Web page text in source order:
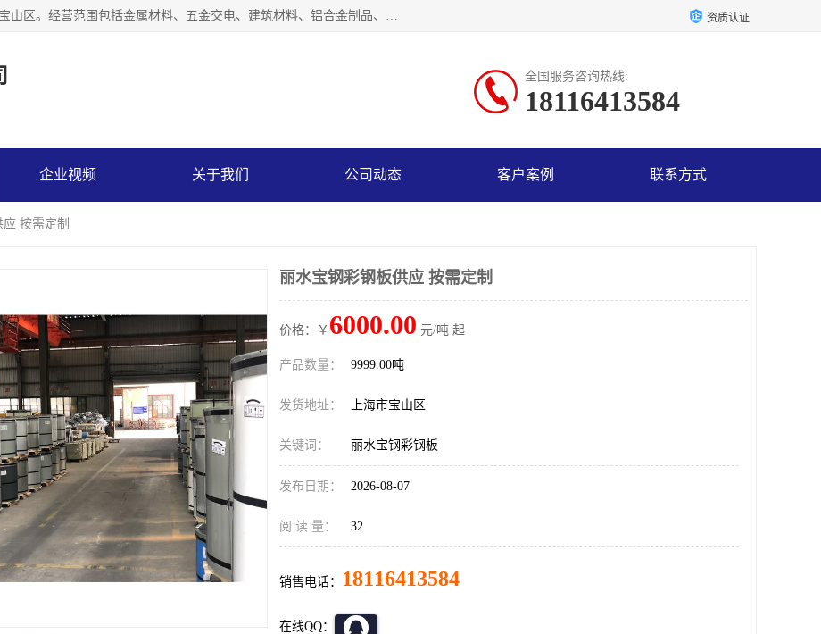
上海轩本实业有限公司成立于2017年，注册地位于上海市宝山区。经营范围包括金属材料、五金交电、建筑材料、铝合金制品、机械设备、电线电缆、装潢材料等；公司主营产品：宝钢彩钢板、宝钢彩钢卷、宝钢彩涂板、宝钢彩涂卷、宝钢高耐候彩钢板，宝钢氟碳彩钢板。是一家集钢铁贸易，物流、加工为一体的产业全配套公司。 资质认证
全国服务咨询热线:
18116413584
企业视频 关于我们 公司动态 客户案例 联系方式
按需定制
丽水宝钢彩钢板供应 按需定制
价格：￥ 6000.00 元/吨 起
产品数量： 9999.00吨
发货地址： 上海市宝山区
关键词： 丽水宝钢彩钢板
发布日期： 2026-08-07
阅 读 量： 32
销售电话： 18116413584
在线QQ：